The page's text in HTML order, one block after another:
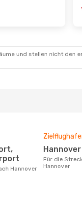
und stellen nicht den
Hannover
Für die Strecke von Teneriffa nach
Hannover